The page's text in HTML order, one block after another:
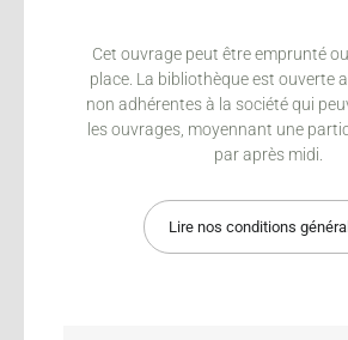
Cet ouvrage peut être emprunté
place. La bibliothèque est ouverte
non adhérentes à la société qui
les ouvrages, moyennant une
par après midi.
Lire nos conditions